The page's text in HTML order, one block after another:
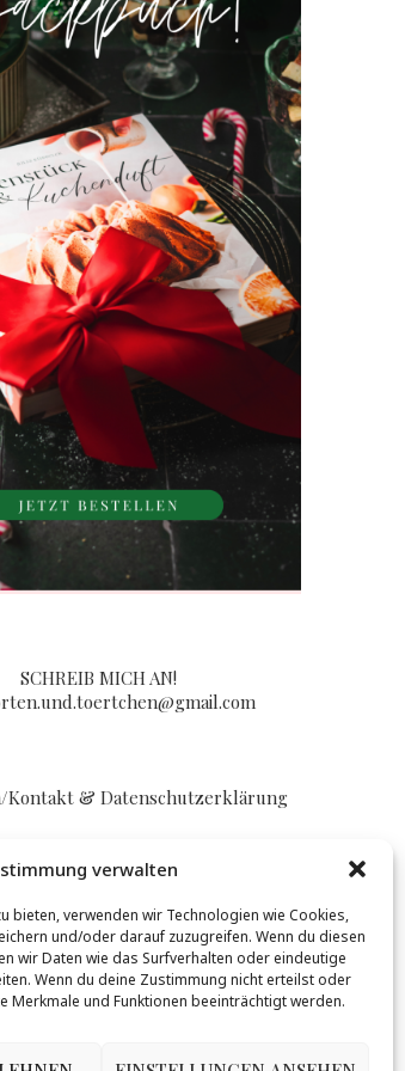
verwalten
bieten, verwenden wir Technologien wie Cookies,
und/oder darauf zuzugreifen. Wenn du diesen
wir Daten wie das Surfverhalten oder eindeutige
Wenn du deine Zustimmung nicht erteilst oder
Merkmale und Funktionen beeinträchtigt werden.
SCHREIB MICH AN!
Kontakt & Datenschutzerklärung
gibt es